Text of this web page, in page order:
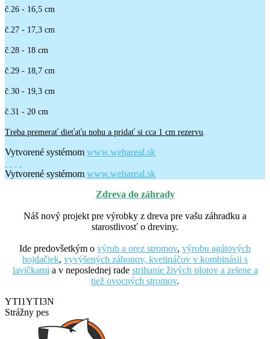
č.26 - 16,5 cm
č.27 - 17,3 cm
č.28 - 18 cm
č.29 - 18,7 cm
č.30 - 19,3 cm
č.31 - 20 cm
Treba premerať dieťaťu nohu a pridať si cca 1 cm rezervu
Vytvorené systémom www.webareal.sk
Vytvorené systémom www.webareal.sk
Zdreva do záhrady
Náš nový projekt pre výrobky z dreva pre vašu záhradku a
starostlivosť o dreviny.
Ide predovšetkým o výrub a orez stromov, výrobu agátových
hojdačiek, vyvýšených záhonov, kvetináčov v kombinásii s
lavičkami a v neposlednej rade strihanie živých plotov a zelene a
tiež ovocných stromov.
YTI1YTI3N
Strážny pes